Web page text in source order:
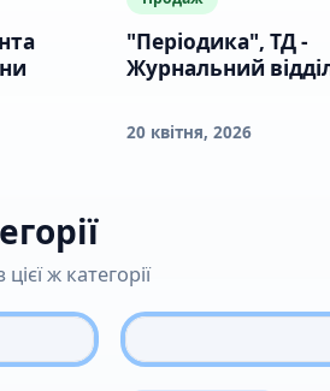
"Періодика", ТД -
Журнальний
20 квітня, 2026
цієї ж категорії